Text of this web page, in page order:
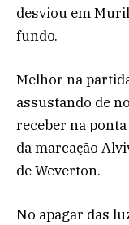
desviou em
fundo.
Melhor na
assustando de
receber na
da marcação
de Weverton.
No apagar das